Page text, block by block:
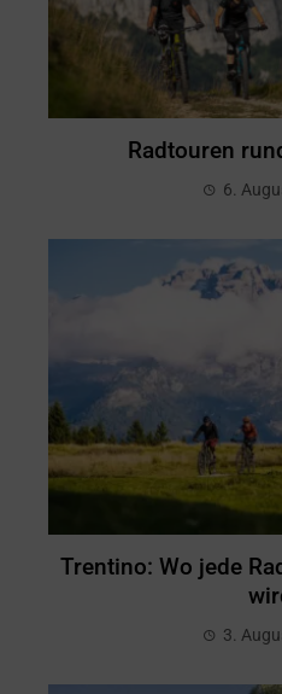
Radtouren
6.
Trentino: Wo jede
3.